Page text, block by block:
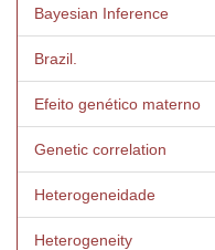
Bayesian Inference
Brazil.
Efeito genético materno
Genetic correlation
Heterogeneidade
Heterogeneity